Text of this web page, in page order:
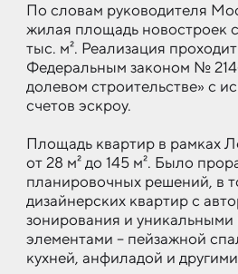
По словам руководителя
жилая площадь новостроек
тыс. м². Реализация
Федеральным законом №
долевом строительстве» с
счетов эскроу.
Площадь квартир в рамках
от 28 м² до 145 м². Было
планировочных решений, в
дизайнерских квартир с
зонирования и
элементами – пейзажной
кухней, анфиладой и